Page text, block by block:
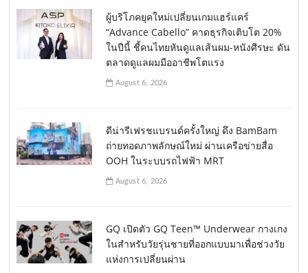
ผู้บริโภคยุคใหม่เปลี่ยนเกมแฮร์แคร์
“Advance Cabello” คาดธุรกิจเติบโต 20%
ในปีนี้ ชี้คนไทยหันดูแลเส้นผม-หนังศีรษะ ดัน
ตลาดดูแลผมมืออาชีพโตแรง
August 6, 2026
ดีน่ารีเฟรชแบรนด์ครั้งใหญ่ ดึง BamBam
ถ่ายทอดภาพลักษณ์ใหม่ ผ่านเครือข่ายสื่อ
OOH ในระบบรถไฟฟ้า MRT
August 6, 2026
GQ เปิดตัว GQ Teen™ Underwear กางเกง
ในสำหรับวัยรุ่นชายที่ออกแบบมาเพื่อช่วงวัย
แห่งการเปลี่ยนผ่าน